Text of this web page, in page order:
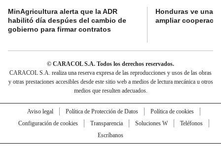
MinAgricultura alerta que la ADR
habilitó día despúes del cambio de
gobierno para firmar contratos
Honduras ve una
ampliar
© CARACOL S.A. Todos los derechos reservados.
CARACOL S.A. realiza una reserva expresa de las reproducciones y usos de las obras
y otras prestaciones accesibles desde este sitio web a medios de lectura mecánica u otros
medios que resulten adecuados.
Aviso legal Política de Protección de Datos
Política de cookies
Configuración de cookies
Transparencia Soluciones W
Teléfonos
Escríbanos